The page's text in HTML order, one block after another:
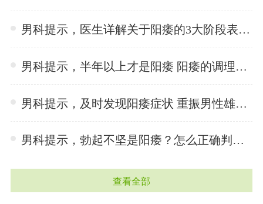
男科提示，医生详解关于阳痿的3大阶段表现 •「 2024-05-31 」
男科提示，半年以上才是阳痿 阳痿的调理方法 •「 2024-05-31 」
男科提示，及时发现阳痿症状 重振男性雄风 •「 2024-05-31 」
男科提示，勃起不坚是阳痿？怎么正确判断 •「 2024-05-31 」
查看全部